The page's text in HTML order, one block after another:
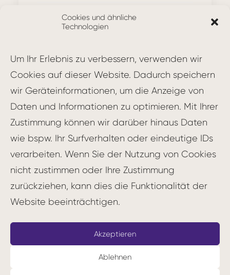
Cookies und ähnliche
Technologien
Um Ihr Erlebnis zu verbessern, verwenden wir
Cookies auf dieser Website. Dadurch speichern
wir Geräteinformationen, um die Anzeige von
Daten und Informationen zu optimieren. Mit Ihrer
Zustimmung können wir darüber hinaus Daten
wie bspw. Ihr Surfverhalten oder eindeutige IDs
verarbeiten. Wenn Sie der Nutzung von Cookies
nicht zustimmen oder Ihre Zustimmung
zurückziehen, kann dies die Funktionalität der
Website beeinträchtigen.
Akzeptieren
Ablehnen
by maximilianrogg
Trendmanagement
Trendmanagement in der
Zukunftsforschung
Trendmanagement ist ein
wichtiger…
by maximilianrogg